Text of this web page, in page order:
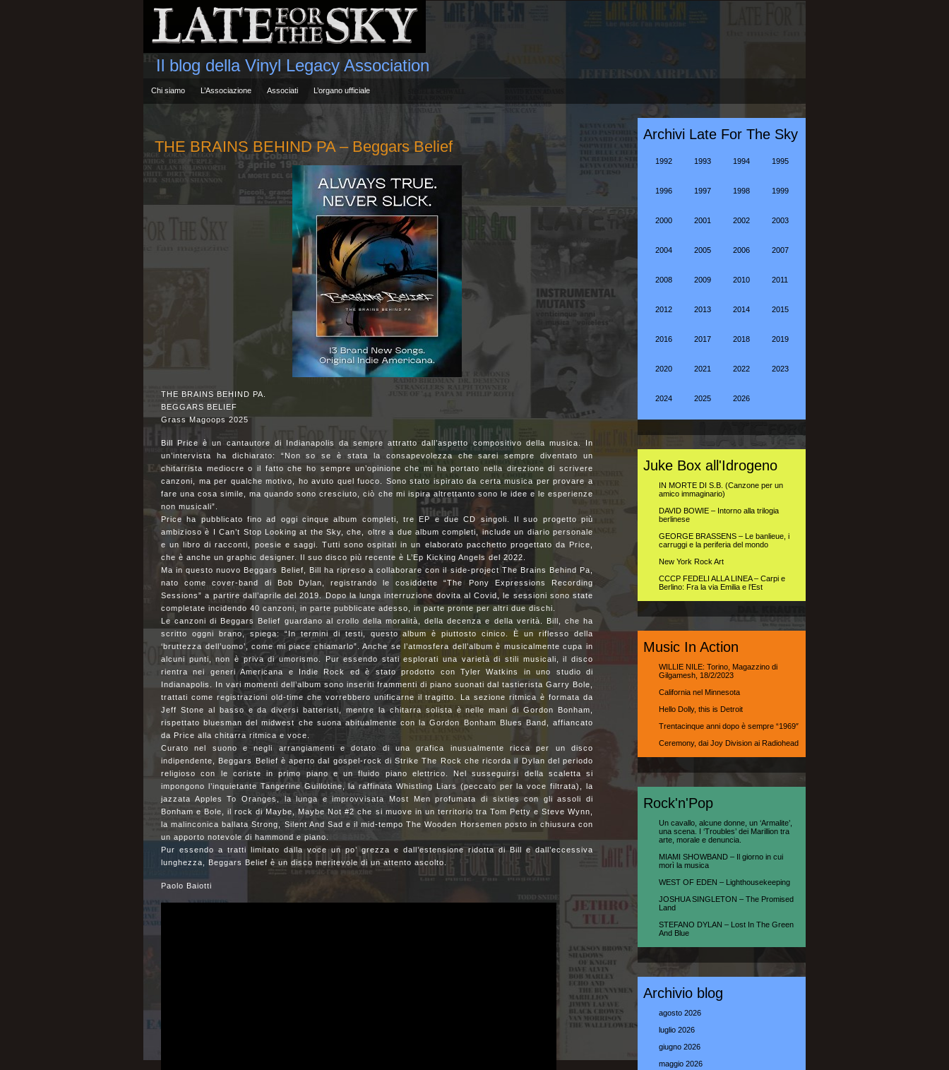
Il blog della Vinyl Legacy Association
Chi siamo L’Associazione Associati L’organo ufficiale
THE BRAINS BEHIND PA – Beggars Belief
THE BRAINS BEHIND PA.
BEGGARS BELIEF
Grass Magoops 2025
Bill Price è un cantautore di Indianapolis da sempre attratto dall’aspetto compositivo della musica. In
un’intervista ha dichiarato: “Non so se è stata la consapevolezza che sarei sempre diventato un
chitarrista mediocre o il fatto che ho sempre un’opinione che mi ha portato nella direzione di scrivere
canzoni, ma per qualche motivo, ho avuto quel fuoco. Sono stato ispirato da certa musica per provare a
fare una cosa simile, ma quando sono cresciuto, ciò che mi ispira altrettanto sono le idee e le esperienze
non musicali”.
Price ha pubblicato fino ad oggi cinque album completi, tre EP e due CD singoli. Il suo progetto più
ambizioso è I Can’t Stop Looking at the Sky, che, oltre a due album completi, include un diario personale
e un libro di racconti, poesie e saggi. Tutti sono ospitati in un elaborato pacchetto progettato da Price,
che è anche un graphic designer. Il suo disco più recente è L’Ep Kicking Angels del 2022.
Ma in questo nuovo Beggars Belief, Bill ha ripreso a collaborare con il side-project The Brains Behind Pa,
nato come cover-band di Bob Dylan, registrando le cosiddette “The Pony Expressions Recording
Sessions” a partire dall’aprile del 2019. Dopo la lunga interruzione dovita al Covid, le sessioni sono state
completate incidendo 40 canzoni, in parte pubblicate adesso, in parte pronte per altri due dischi.
Le canzoni di Beggars Belief guardano al crollo della moralità, della decenza e della verità. Bill, che ha
scritto oggni brano, spiega: “In termini di testi, questo album è piuttosto cinico. È un riflesso della
‘bruttezza dell’uomo’, come mi piace chiamarlo”. Anche se l’atmosfera dell’album è musicalmente cupa in
alcuni punti, non è priva di umorismo. Pur essendo stati esplorati una varietà di stili musicali, il disco
rientra nei generi Americana e Indie Rock ed è stato prodotto con Tyler Watkins in uno studio di
Indianapolis. In vari momenti dell’album sono inseriti frammenti di piano suonati dal tastierista Garry Bole,
trattati come registrazioni old-time che vorrebbero unificarne il tragitto. La sezione ritmica è formata da
Jeff Stone al basso e da diversi batteristi, mentre la chitarra solista è nelle mani di Gordon Bonham,
rispettato bluesman del midwest che suona abitualmente con la Gordon Bonham Blues Band, affiancato
da Price alla chitarra ritmica e voce.
Curato nel suono e negli arrangiamenti e dotato di una grafica inusualmente ricca per un disco
indipendente, Beggars Belief è aperto dal gospel-rock di Strike The Rock che ricorda il Dylan del periodo
religioso con le coriste in primo piano e un fluido piano elettrico. Nel susseguirsi della scaletta si
impongono l’inquietante Tangerine Guillotine, la raffinata Whistling Liars (peccato per la voce filtrata), la
jazzata Apples To Oranges, la lunga e improvvisata Most Men profumata di sixties con gli assoli di
Bonham e Bole, il rock di Maybe, Maybe Not #2 che si muove in un territorio tra Tom Petty e Steve Wynn,
la malinconica ballata Strong, Silent And Sad e il mid-tempo The Wooden Horsemen posto in chiusura con
un apporto notevole di hammond e piano.
Pur essendo a tratti limitato dalla voce un po’ grezza e dall’estensione ridotta di Bill e dall’eccessiva
lunghezza, Beggars Belief è un disco meritevole di un attento ascolto.
Paolo Baiotti
Archivi Late For The Sky
1992 1993 1994 1995
1996 1997 1998 1999
2000 2001 2002 2003
2004 2005 2006 2007
2008 2009 2010 2011
2012 2013 2014 2015
2016 2017 2018 2019
2020 2021 2022 2023
2024 2025 2026
Juke Box all'Idrogeno
IN MORTE DI S.B. (Canzone per un
amico immaginario)
DAVID BOWIE – Intorno alla trilogia
berlinese
GEORGE BRASSENS – Le banlieue, i
carruggi e la periferia del mondo
New York Rock Art
CCCP FEDELI ALLA LINEA – Carpi e
Berlino: Fra la via Emilia e l’Est
Music In Action
WILLIE NILE: Torino, Magazzino di
Gilgamesh, 18/2/2023
California nel Minnesota
Hello Dolly, this is Detroit
Trentacinque anni dopo è sempre “1969″
Ceremony, dai Joy Division ai Radiohead
Rock'n'Pop
Un cavallo, alcune donne, un ‘Armalite’,
una scena. I ‘Troubles’ dei Marillion tra
arte, morale e denuncia.
MIAMI SHOWBAND – Il giorno in cui
morì la musica
WEST OF EDEN – Lighthousekeeping
JOSHUA SINGLETON – The Promised
Land
STEFANO DYLAN – Lost In The Green
And Blue
Archivio blog
agosto 2026
luglio 2026
giugno 2026
maggio 2026